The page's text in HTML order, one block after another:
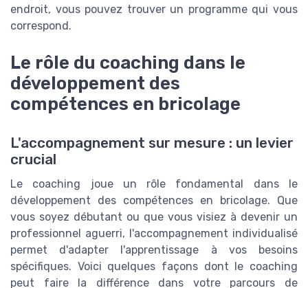
endroit, vous pouvez trouver un programme qui vous
correspond.
Le rôle du coaching dans le
développement des
compétences en bricolage
L'accompagnement sur mesure : un levier
crucial
Le coaching joue un rôle fondamental dans le
développement des compétences en bricolage. Que
vous soyez débutant ou que vous visiez à devenir un
professionnel aguerri, l'accompagnement individualisé
permet d'adapter l'apprentissage à vos besoins
spécifiques. Voici quelques façons dont le coaching
peut faire la différence dans votre parcours de